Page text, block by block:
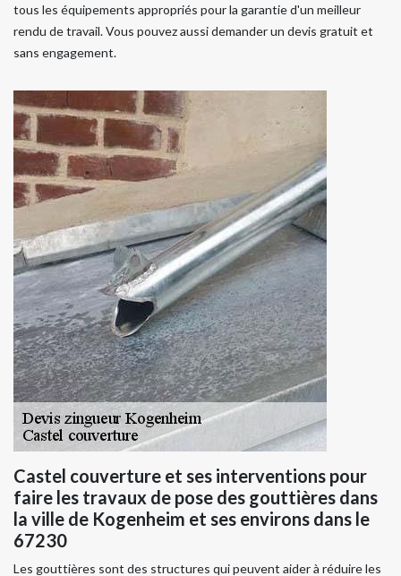
tous les équipements appropriés pour la garantie d'un meilleur
rendu de travail. Vous pouvez aussi demander un devis gratuit et
sans engagement.
Castel couverture et ses interventions pour
faire les travaux de pose des gouttières dans
la ville de Kogenheim et ses environs dans le
67230
Les gouttières sont des structures qui peuvent aider à réduire les